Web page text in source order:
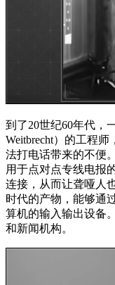
到了20世纪60年代，
Weitbrecht）的工程
法打电话带来的不便
用于点对点专线电报
连接，从而让聋哑人
时代的产物，能够通
算机的输入输出设备
和新闻机构。